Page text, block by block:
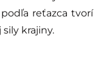
reťazca tvorí
krajiny.